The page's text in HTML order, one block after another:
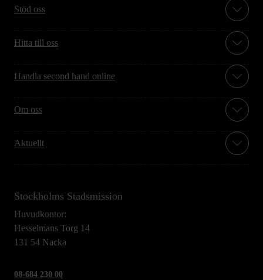
Stöd oss
Hitta till oss
Handla second hand online
Om oss
Aktuellt
Stockholms Stadsmission
Huvudkontor:
Hesselmans Torg 14
131 54 Nacka
08-684 230 00